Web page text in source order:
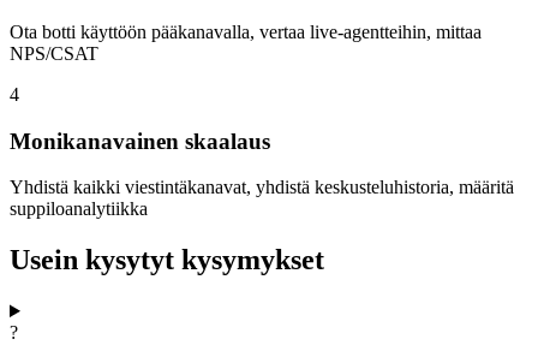
Ota botti käyttöön pääkanavalla, vertaa live-agentteihin, mittaa
NPS/CSAT
4
Monikanavainen skaalaus
Yhdistä kaikki viestintäkanavat, yhdistä keskusteluhistoria, määritä
suppiloanalytiikka
Usein kysytyt kysymykset
?